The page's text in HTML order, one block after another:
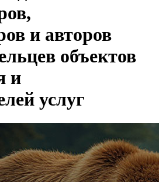
и авторов
объектов
и
услуг